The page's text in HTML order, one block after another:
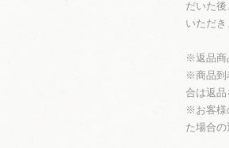
だいた
いただき
※返品商
※商品到
合は返品
※お客様
た場合の